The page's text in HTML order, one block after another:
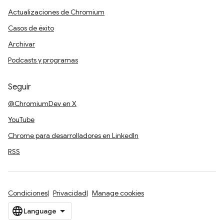
Actualizaciones de Chromium
Casos de éxito
Archivar
Podcasts y programas
Seguir
@ChromiumDev en X
YouTube
Chrome para desarrolladores en LinkedIn
RSS
Condiciones Privacidad Manage cookies